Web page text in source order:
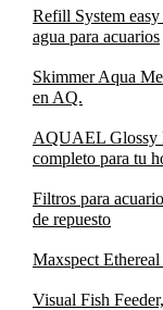
Refill System
agua para acuarios
Skimmer Aqua
en AQ.
AQUAEL Glossy
completo para tu
Filtros para
de repuesto
Maxspect
Visual Fish